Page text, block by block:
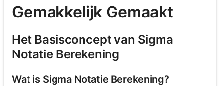
Gemakkelijk Gemaakt
Het Basisconcept van Sigma
Notatie Berekening
Wat is Sigma Notatie Berekening?